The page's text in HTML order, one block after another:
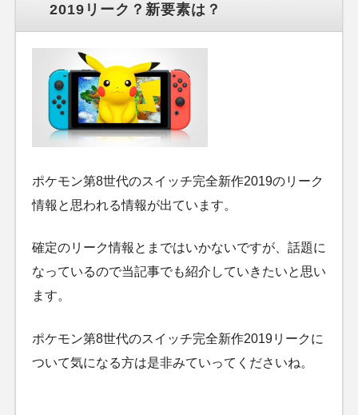
2019リーク？新要素は？
ポケモン第8世代のスイッチ完全新作2019のリーク
情報と思われる情報が出ています。
確定のリーク情報とまではいかないですが、話題に
なっているので当記事でも紹介していきたいと思い
ます。
ポケモン第8世代のスイッチ完全新作2019リークに
ついて気になる方は是非みていってくださいね。